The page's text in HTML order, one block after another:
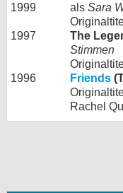
1999
als Sara
1997
The
Stimmen
1996
Friends
Rachel